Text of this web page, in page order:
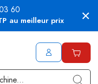
au meilleur prix
60